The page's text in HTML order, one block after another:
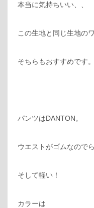
本当に気持ちいい、、
この生地と同じ生地の
そちらもおすすめです。
パンツはDANTON。
ウエストがゴムなので
そして軽い！
カラーは